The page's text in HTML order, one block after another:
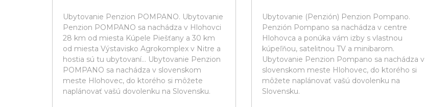
Ubytovanie Penzion POMPANO. Ubytovanie
Penzion POMPANO sa nachádza v Hlohovci
28 km od miesta Kúpele Piešťany a 30 km
od miesta Výstavisko Agrokomplex v Nitre a
hostia sú tu ubytovaní... Ubytovanie Penzion
POMPANO sa nachádza v slovenskom
meste Hlohovec, do ktorého si môžete
naplánovať vašú dovolenku na Slovensku.
Ubytovanie (Penzión) Penzion Pompano.
Penzión Pompano sa nachádza v centre
Hlohovca a ponúka vám izby s vlastnou
kúpeľňou, satelitnou TV a minibarom.
Ubytovanie Penzion Pompano sa nachádza v
slovenskom meste Hlohovec, do ktorého si
môžete naplánovať vašú dovolenku na
Slovensku.